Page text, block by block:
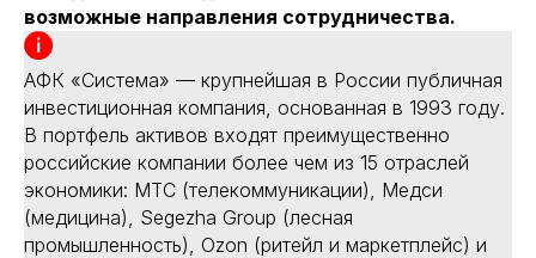
возможные направления сотрудничества.
АФК «Система» — крупнейшая в России публичная
инвестиционная компания, основанная в 1993 году.
В портфель активов входят преимущественно
российские компании более чем из 15 отраслей
экономики: МТС (телекоммуникации), Медси
(медицина), Segezha Group (лесная
промышленность), Ozon (ритейл и маркетплейс) и